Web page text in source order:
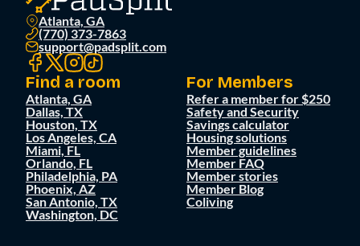
Atlanta, GA
(770) 373-7863
support@padsplit.com
Find a room
Atlanta, GA
Dallas, TX
Houston, TX
Los Angeles, CA
Miami, FL
Orlando, FL
Philadelphia, PA
Phoenix, AZ
San Antonio, TX
Washington, DC
For Members
Refer a member for $250
Safety and Security
Savings calculator
Housing solutions
Member guidelines
Member FAQ
Member stories
Member Blog
Coliving